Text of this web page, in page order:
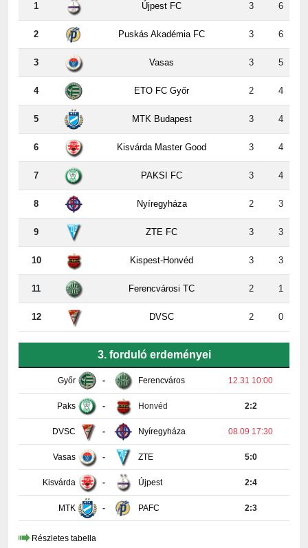
2 Puskás Akadémia FC 3 6
3 Vasas 3 5
4 ETO FC Győr 2 4
5 MTK Budapest 3 4
6 Kisvárda Master Good 3 4
7 PAKSI FC 3 4
8 Nyíregyháza 2 3
9 ZTE FC 3 3
10 Kispest-Honvéd 3 3
11 Ferencvárosi TC 2 1
12 DVSC 2 0
- Ferencváros
Paks Honvéd 2:2
DVSC Nyíregyháza 08.09 17:30
Vasas ZTE 5:0
Kisvárda Újpest 2:4
MTK PAFC 2:3
Részletes tabella